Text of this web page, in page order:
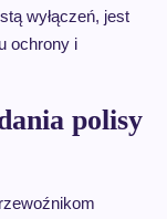
wyłączeń, jest
ochrony i
polisy